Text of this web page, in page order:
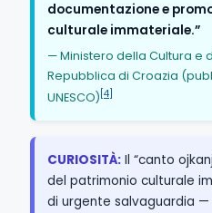
documentazione e
culturale immateriale.”
— Ministero della Cultura e
Repubblica di Croazia
UNESCO) [4]
CURIOSITÀ: Il “canto
del patrimonio culturale
di urgente salvaguardia